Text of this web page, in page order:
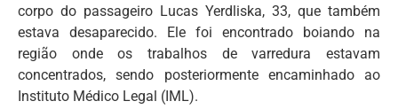
corpo do passageiro Lucas Yerdliska, 33, que também
estava desaparecido. Ele foi encontrado boiando na
região onde os trabalhos de varredura estavam
concentrados, sendo posteriormente encaminhado ao
Instituto Médico Legal (IML).